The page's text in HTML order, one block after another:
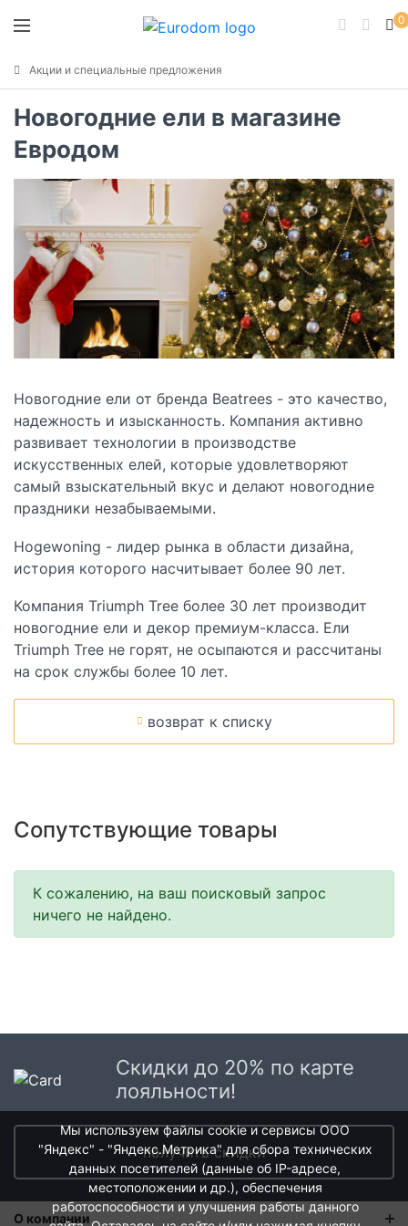
0
Акции и специальные предложения
Новогодние ели в магазине
Евродом
Новогодние ели от бренда Beatrees - это качество,
надежность и изысканность. Компания активно
развивает технологии в производстве
искусственных елей, которые удовлетворяют
самый взыскательный вкус и делают новогодние
праздники незабываемыми.
Hogewoning - лидер рынка в области дизайна,
история которого насчитывает более 90 лет.
Компания Triumph Tree более 30 лет производит
новогодние ели и декор премиум-класса. Ели
Triumph Tree не горят, не осыпаются и рас­счи­та­ны
на срок служ­бы бо­лее 10 лет.
возврат к списку
Сопутствующие товары
К сожалению, на ваш поисковый запрос
ничего не найдено.
Скидки до 20% по карте
лояльности!
получить скидки
О компании
Мы используем файлы cookie и сервисы ООО
"Яндекс" - "Яндекс.Метрика" для сбора технических
данных посетителей (данные об IP-адресе,
местоположении и др.), обеспечения
работоспособности и улучшения работы данного